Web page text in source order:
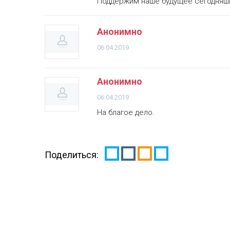
Анонимно
06.04.2019
Анонимно
06.04.2019
На благое дело.
Поделиться: